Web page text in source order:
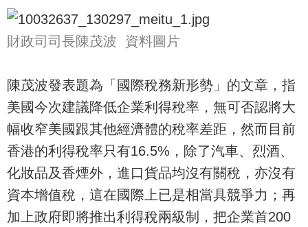
財政司司長陳茂波 資料圖片
陳茂波發表題為「國際稅務新形勢」的文章，指
美國今次建議降低企業利得稅率，無可否認將大
幅收窄美國跟其他經濟體的稅率差距，然而目前
香港的利得稅率只有16.5%，除了汽車、烈酒、
化妝品及香煙外，進口貨品均沒有關稅，亦沒有
資本增值稅，這在國際上已是相當具競爭力；再
加上政府即將推出利得稅兩級制，把企業首200